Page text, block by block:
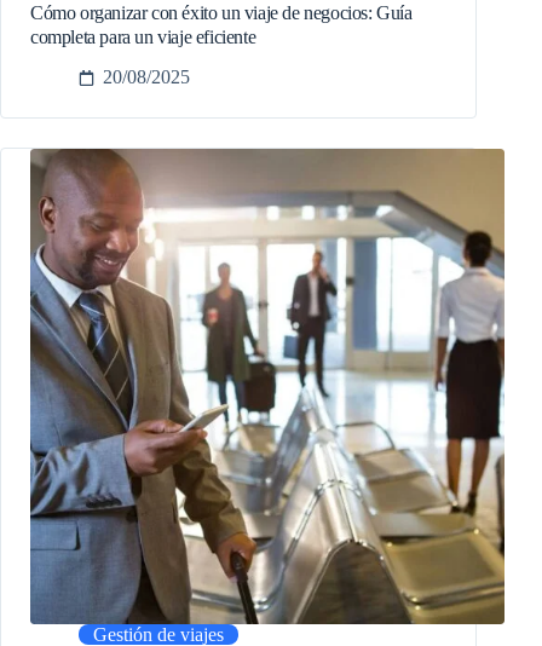
Cómo organizar con éxito un viaje de negocios: Guía
completa para un viaje eficiente
20/08/2025
Gestión de viajes